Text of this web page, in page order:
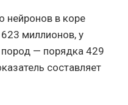
нейронов в коре
миллионов, у
— порядка 429
составляет